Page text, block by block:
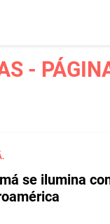
-
se ilumina